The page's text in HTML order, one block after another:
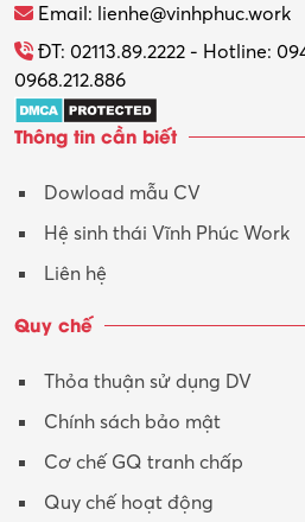
Tổ chức sự kiện – Quà tặng
Trợ lý
Tư vấn
Tư vấn – Kiến trúc
Y tế-Dược
Email: lienhe@vinhphuc.work
ĐT: 02113.89.2222 - Hotline:
0968.212.886
Thông tin cần biết
Dowload mẫu CV
Hệ sinh thái Vĩnh Phúc Work
Liên hệ
Quy chế
Thỏa thuận sử dụng DV
Chính sách bảo mật
Cơ chế GQ tranh chấp
Quy chế hoạt động